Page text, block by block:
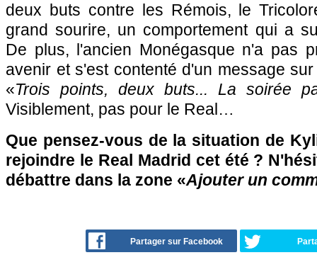
deux buts contre les Rémois, le
grand sourire, un comportement qui a
De plus, l'ancien Monégasque n'a pas
avenir et s'est contenté d'un message
«Trois points, deux buts... La soirée
Visiblement, pas pour le Real…
Que pensez-vous de la situation de
rejoindre le Real Madrid cet été ?
débattre dans la zone «Ajouter un
Partager sur Facebook